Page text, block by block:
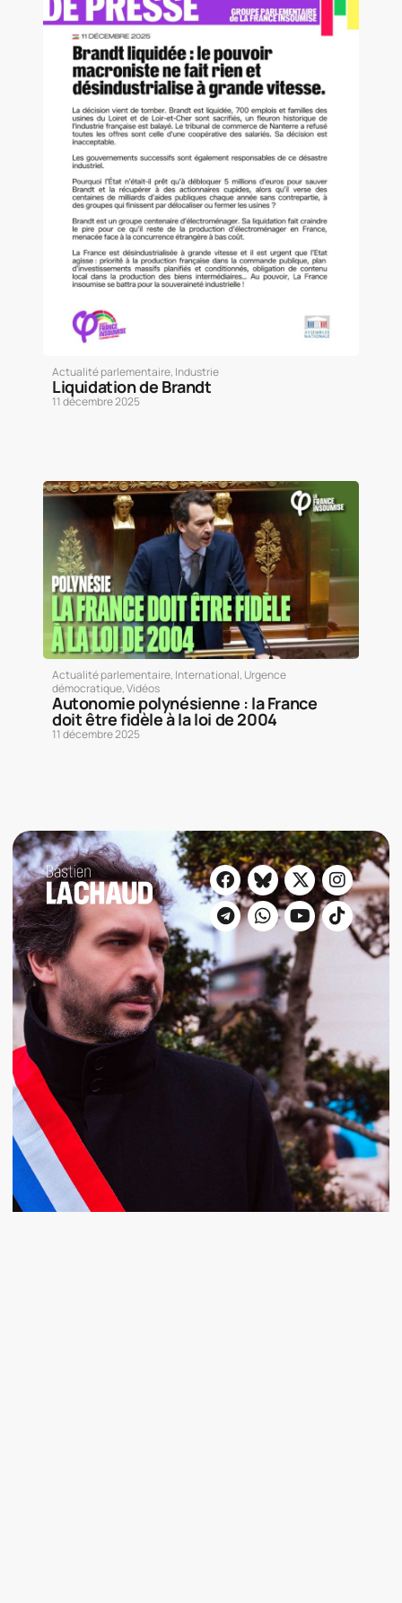
Actualité parlementaire, Industrie
Liquidation de Brandt
11 décembre 2025
Actualité parlementaire, International, Urgence
démocratique,Vidéos
Autonomie polynésienne : la France
doit être fidèle à la loi de 2004
11 décembre 2025